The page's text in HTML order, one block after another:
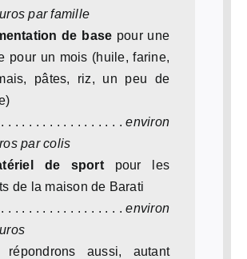
par famille
de base pour une
pour un mois (huile, farine,
pâtes, riz, un peu de
. . . . . . . . . . . . . . . . .environ
par colis
de sportpour les
de la maison de Barati
. . . . . . . . . . . . . . . . .environ
répondrons aussi, autant